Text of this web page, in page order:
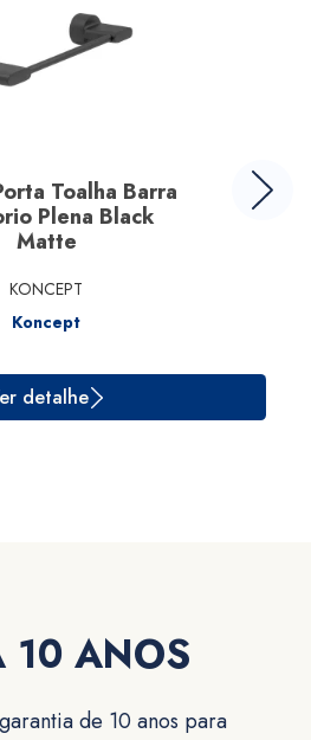
Toalha Barra
Plena Black
Matte
KONCEPT
Koncept
10 ANOS
de 10 anos para